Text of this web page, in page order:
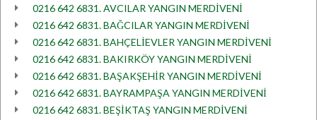
0216 642 6831. AVCILAR YANGIN MERDİVENİ
0216 642 6831. BAĞCILAR YANGIN MERDİVENİ
0216 642 6831. BAHÇELİEVLER YANGIN MERDİVENİ
0216 642 6831. BAKIRKÖY YANGIN MERDİVENİ
0216 642 6831. BAŞAKŞEHİR YANGIN MERDİVENİ
0216 642 6831. BAYRAMPAŞA YANGIN MERDİVENİ
0216 642 6831. BEŞİKTAŞ YANGIN MERDİVENİ